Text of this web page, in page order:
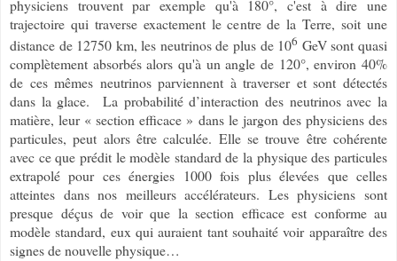
physiciens trouvent par exemple qu'à 180°, c'est à dire une
trajectoire qui traverse exactement le centre de la Terre, soit une
distance de 12750 km, les neutrinos de plus de 106 GeV sont quasi
complètement absorbés alors qu'à un angle de 120°, environ 40%
de ces mêmes neutrinos parviennent à traverser et sont détectés
dans la glace. La probabilité d’interaction des neutrinos avec la
matière, leur « section efficace » dans le jargon des physiciens des
particules, peut alors être calculée. Elle se trouve être cohérente
avec ce que prédit le modèle standard de la physique des particules
extrapolé pour ces énergies 1000 fois plus élevées que celles
atteintes dans nos meilleurs accélérateurs. Les physiciens sont
presque déçus de voir que la section efficace est conforme au
modèle standard, eux qui auraient tant souhaité voir apparaître des
signes de nouvelle physique…